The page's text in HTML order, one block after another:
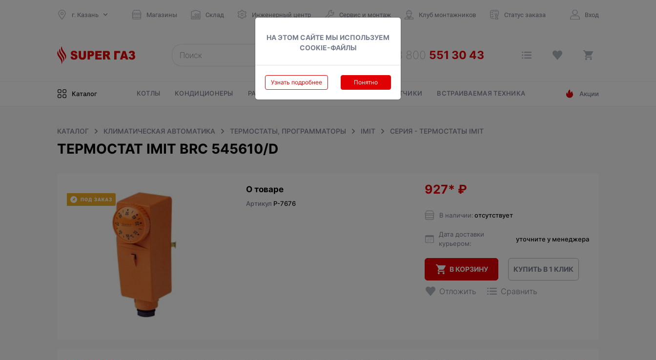
НА ЭТОМ САЙТЕ МЫ ИСПОЛЬЗУЕМ
COOKIE-ФАЙЛЫ
Узнать подробнее Понятно
г. Казань Магазины Склад Инженерный центр Сервис и монтаж Клуб монтажников Статус заказа Вход
Каталог КОТЛЫ КОНДИЦИОНЕРЫ РАДИАТОРЫ СЧЕТЧИКИ ВСТРАИВАЕМАЯ ТЕХНИКА Акции
КАТАЛОГ КЛИМАТИЧЕСКАЯ АВТОМАТИКА ТЕРМОСТАТЫ, ПРОГРАММАТОРЫ IMIT СЕРИЯ - ТЕРМОСТАТЫ IMIT
ТЕРМОСТАТ IMIT BRC 545610/D
О товаре
Артикул P-7676
927* ₽
В наличии: отсутствует
Дата доставки
курьером:
уточните у менеджера
В КОРЗИНУ КУПИТЬ В 1 КЛИК
Отложить Сравнить